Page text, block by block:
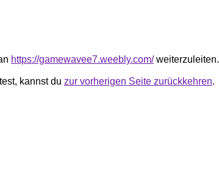
https://gamewavee7.weebly.com/weiterzuleiten.
kannst du zur vorherigen Seite zurückkehren.